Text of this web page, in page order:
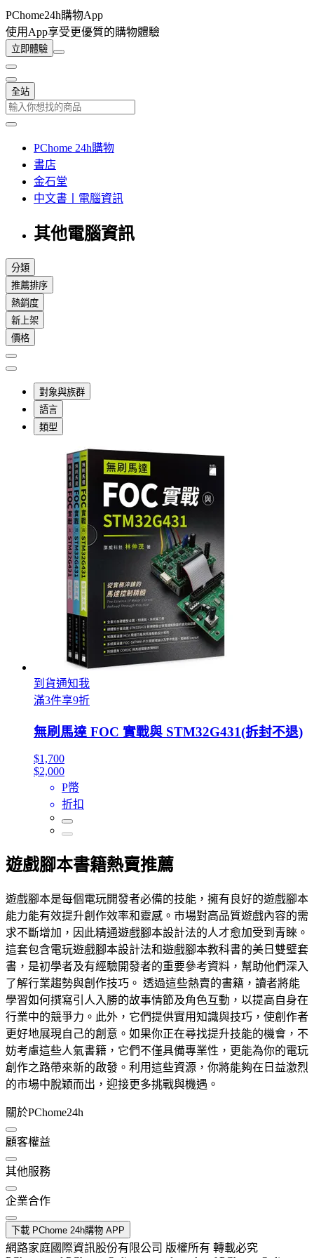
PChome24h購物App
使用App享受更優質的購物體驗
立即體驗
全站
PChome 24h購物
書店
金石堂
中文書丨電腦資訊
其他電腦資訊
分類
推薦排序
熱銷度
新上架
價格
對象與族群
語言
類型
到貨通知我
滿3件享9折
無刷馬達 FOC 實戰與 STM32G431(拆封不退)
$1,700
$2,000
P幣
折扣
遊戲腳本書籍熱賣推薦
遊戲腳本是每個電玩開發者必備的技能，擁有良好的遊戲腳本
能力能有效提升創作效率和靈感。市場對高品質遊戲內容的需
求不斷增加，因此精通遊戲腳本設計法的人才愈加受到青睞。
這套包含電玩遊戲腳本設計法和遊戲腳本教科書的美日雙璧套
書，是初學者及有經驗開發者的重要參考資料，幫助他們深入
了解行業趨勢與創作技巧。 透過這些熱賣的書籍，讀者將能
學習如何撰寫引人入勝的故事情節及角色互動，以提高自身在
行業中的競爭力。此外，它們提供實用知識與技巧，使創作者
更好地展現自己的創意。如果你正在尋找提升技能的機會，不
妨考慮這些人氣書籍，它們不僅具備專業性，更能為你的電玩
創作之路帶來新的啟發。利用這些資源，你將能夠在日益激烈
的市場中脫穎而出，迎接更多挑戰與機遇。
關於PChome24h
顧客權益
其他服務
企業合作
下載 PChome 24h購物 APP
網路家庭國際資訊股份有限公司 版權所有 轉載必究